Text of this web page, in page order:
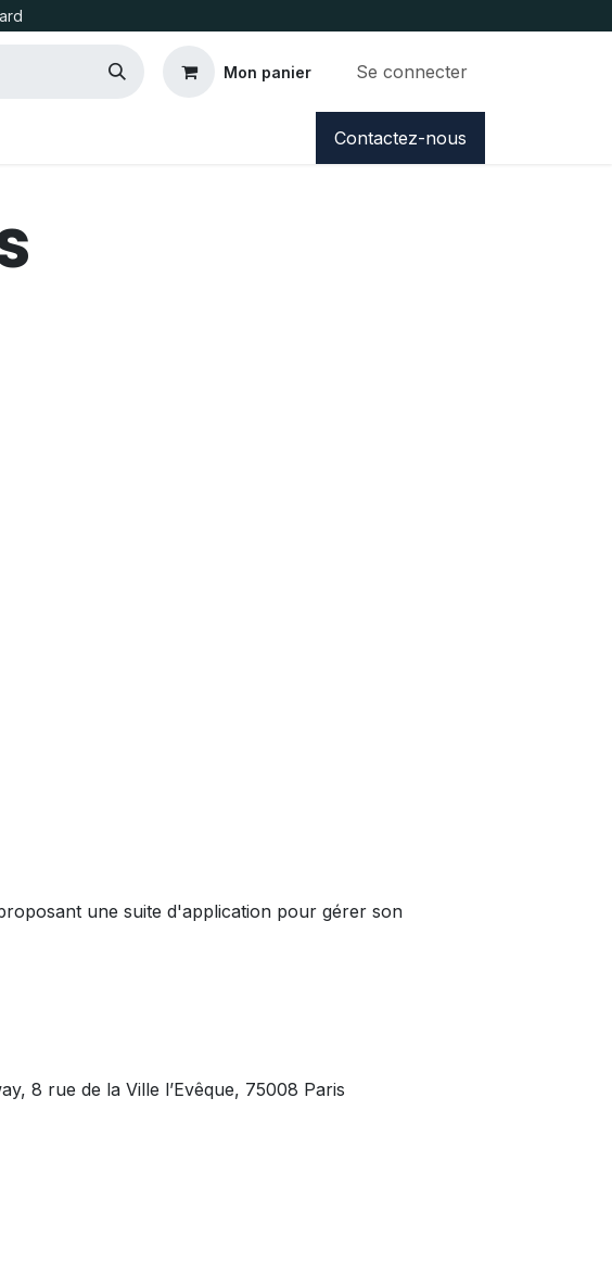
Mon panier Se connecter
Contactez-nous
une suite d'application pour gérer son
8 rue de la Ville l’Evêque, 75008 Paris